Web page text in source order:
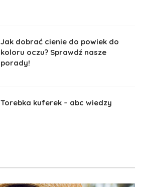
Jak dobrać cienie do powiek do
koloru oczu? Sprawdź nasze
porady!
Torebka kuferek – abc wiedzy